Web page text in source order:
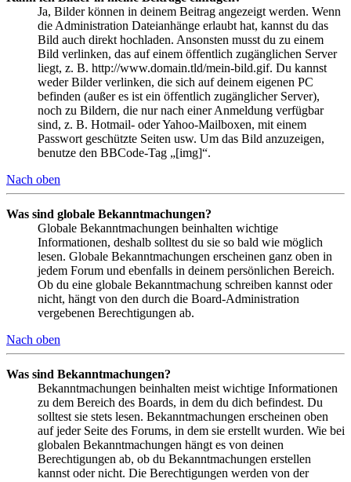
Ja, Bilder können in deinem Beitrag angezeigt werden. Wenn
die Administration Dateianhänge erlaubt hat, kannst du das
Bild auch direkt hochladen. Ansonsten musst du zu einem
Bild verlinken, das auf einem öffentlich zugänglichen Server
liegt, z. B. http://www.domain.tld/mein-bild.gif. Du kannst
weder Bilder verlinken, die sich auf deinem eigenen PC
befinden (außer es ist ein öffentlich zugänglicher Server),
noch zu Bildern, die nur nach einer Anmeldung verfügbar
sind, z. B. Hotmail- oder Yahoo-Mailboxen, mit einem
Passwort geschützte Seiten usw. Um das Bild anzuzeigen,
benutze den BBCode-Tag „[img]“.
Nach oben
Was sind globale Bekanntmachungen?
Globale Bekanntmachungen beinhalten wichtige
Informationen, deshalb solltest du sie so bald wie möglich
lesen. Globale Bekanntmachungen erscheinen ganz oben in
jedem Forum und ebenfalls in deinem persönlichen Bereich.
Ob du eine globale Bekanntmachung schreiben kannst oder
nicht, hängt von den durch die Board-Administration
vergebenen Berechtigungen ab.
Nach oben
Was sind Bekanntmachungen?
Bekanntmachungen beinhalten meist wichtige Informationen
zu dem Bereich des Boards, in dem du dich befindest. Du
solltest sie stets lesen. Bekanntmachungen erscheinen oben
auf jeder Seite des Forums, in dem sie erstellt wurden. Wie bei
globalen Bekanntmachungen hängt es von deinen
Berechtigungen ab, ob du Bekanntmachungen erstellen
kannst oder nicht. Die Berechtigungen werden von der